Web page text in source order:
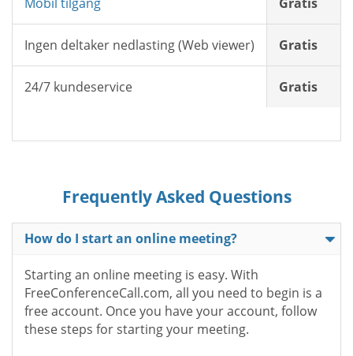
Ingen deltaker nedlasting (Web viewer) Gratis
24/7 kundeservice Gratis
Frequently Asked Questions
How do I start an online meeting?
Starting an online meeting is easy. With
FreeConferenceCall.com, all you need to begin is a
free account. Once you have your account, follow
these steps for starting your meeting.